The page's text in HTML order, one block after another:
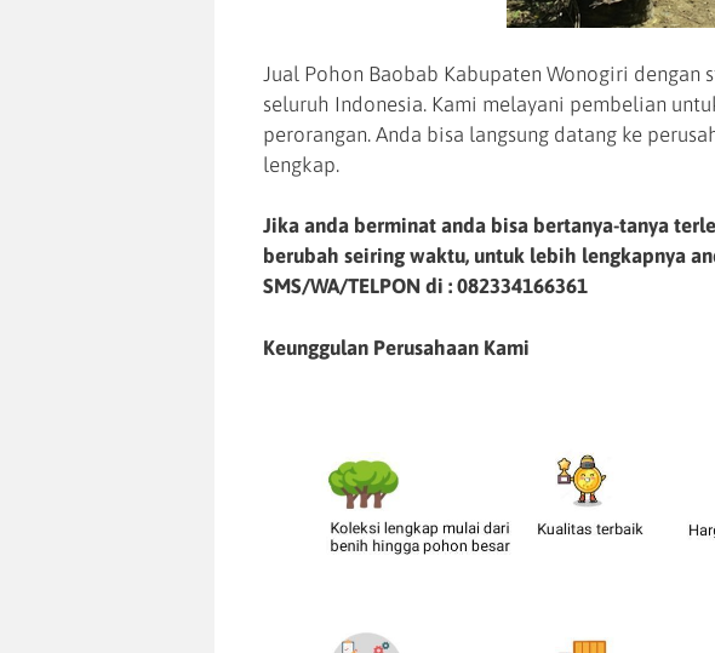
Jual Pohon Baobab Kabupaten Wonogiri dengan
seluruh Indonesia. Kami melayani pembelian
perorangan. Anda bisa langsung datang ke
lengkap.
Jika anda berminat anda bisa bertanya-tanya
berubah seiring waktu, untuk lebih lengkapnya
SMS/WA/TELPON di : 082334166361
Keunggulan Perusahaan Kami